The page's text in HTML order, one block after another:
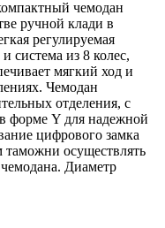
чемодан
ручной клади в
регулируемая
система из 8 колес,
мягкий ход и
Чемодан
отделения, с
форме Y для надежной
цифрового замка
таможни осуществлять
Диаметр